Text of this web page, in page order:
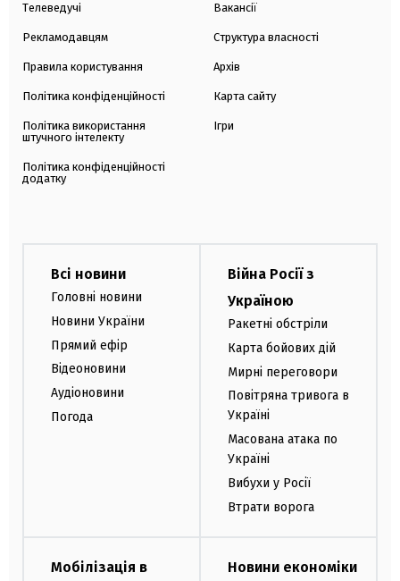
Телеведучі
Рекламодавцям
Правила користування
Політика конфіденційності
Політика використання
штучного інтелекту
Політика конфіденційності
додатку
Вакансії
Структура власності
Архів
Карта сайту
Ігри
Всі новини
Головні новини
Новини України
Прямий ефір
Відеоновини
Аудіоновини
Погода
Війна Росії з
Україною
Ракетні обстріли
Карта бойових дій
Мирні переговори
Повітряна тривога в
Україні
Масована атака по
Україні
Вибухи у Росії
Втрати ворога
Мобілізація в
Новини економіки